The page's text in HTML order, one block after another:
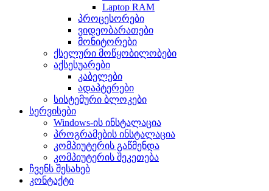
Laptop RAM
პროცესორები
ვიდეობარათები
მონიტორები
ქსელური მოწყობილობები
აქსესუარები
კაბელები
ადაპტერები
სისტემური ბლოკები
სერვისები
Windows-ის ინსტალაცია
პროგრამების ინსტალაცია
კომპიუტერის გაწმენდა
კომპიუტერის შეკეთება
ჩვენს შესახებ
კონტაქტი